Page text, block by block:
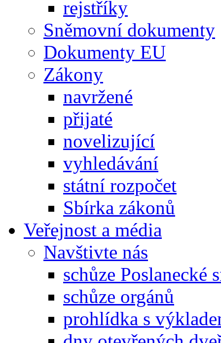
rejstříky
Sněmovní dokumenty
Dokumenty EU
Zákony
navržené
přijaté
novelizující
vyhledávání
státní rozpočet
Sbírka zákonů
Veřejnost a média
Navštivte nás
schůze Poslanecké
schůze orgánů
prohlídka s